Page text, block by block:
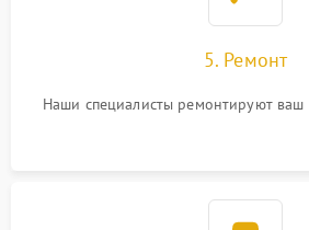
5. Ремонт
Наши специалисты ремонтируют